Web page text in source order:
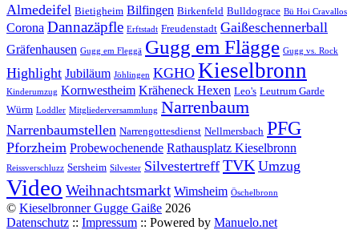
Almedeifel Bietigheim Bilfingen Birkenfeld Bulldograce Bü Hoi Cravallos
Corona Dannazäpfle Erftstadt Freudenstadt Gaißeschennerball
Gräfenhausen Gugg em Fleggä Gugg em Flägge Gugg vs. Rock
Highlight Jubiläum Jöhlingen KGHO Kieselbronn
Kinderumzug Kornwestheim Kräheneck Hexen Leo's Leutrum Garde
Würm Loddler Mitgliederversammlung Narrenbaum
Narrenbaumstellen Narrengottesdienst Nellmersbach PFG
Pforzheim Probewochenende Rathausplatz Kieselbronn
Reissverschluzz Sersheim Silvester Silvestertreff TVK Umzug
Video Weihnachtsmarkt Wimsheim Öschelbronn
© Kieselbronner Gugge Gaiße 2026
Datenschutz :: Impressum :: Powered by Manuelo.net